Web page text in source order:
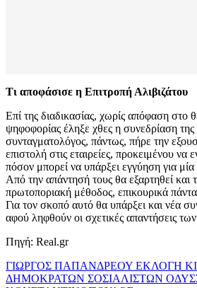
Τι αποφάσισε η Επιτροπή Αλιβιζάτου
Επί της διαδικασίας, χωρίς απόφαση στο
ψηφοφορίας έληξε χθες η συνεδρίαση
συνταγματολόγος, πάντως, πήρε την
επιστολή στις εταιρείες, προκειμένου να
πόσον μπορεί να υπάρξει εγγύηση για μία
Από την απάντησή τους θα εξαρτηθεί και
πρωτοποριακή μέθοδος, επικουρικά
Για τον σκοπό αυτό θα υπάρξει και νέα
αφού ληφθούν οι σχετικές απαντήσεις των
Πηγή: Real.gr
ΓΙΩΡΓΟΣ ΠΑΠΑΝΔΡΕΟΥ ΕΚΛΟΓΗ
ΔΗΜΟΚΡΑΤΩΝ ΣΟΣΙΑΛΙΣΤΩΝ